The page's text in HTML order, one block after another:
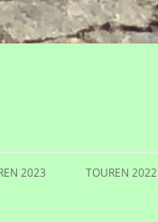
2023 TOUREN 2022